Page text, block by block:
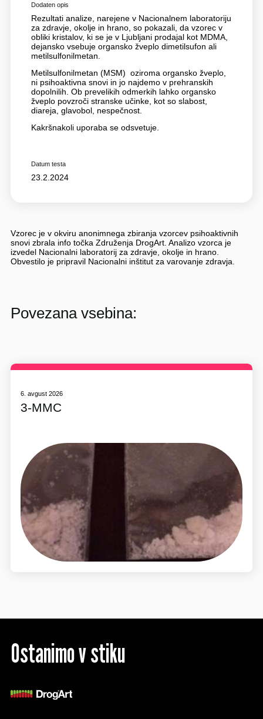
Dodaten opis
Rezultati analize, narejene v Nacionalnem laboratoriju
za zdravje, okolje in hrano, so pokazali, da vzorec v
obliki kristalov, ki se je v Ljubljani prodajal kot MDMA,
dejansko vsebuje organsko žveplo dimetilsufon ali
metilsulfonilmetan.
Metilsulfonilmetan (MSM) oziroma organsko žveplo,
ni psihoaktivna snovi in jo najdemo v prehranskih
dopolnilih. Ob prevelikih odmerkih lahko organsko
žveplo povzroči stranske učinke, kot so slabost,
diareja, glavobol, nespečnost.
Kakršnakoli uporaba se odsvetuje.
Datum testa
23.2.2024
Vzorec je v okviru anonimnega zbiranja vzorcev psihoaktivnih
snovi zbrala info točka Združenja DrogArt. Analizo vzorca je
izvedel Nacionalni laboratorij za zdravje, okolje in hrano.
Obvestilo je pripravil Nacionalni inštitut za varovanje zdravja.
Povezana vsebina:
6. avgust 2026
3-MMC
Ostanimo v stiku